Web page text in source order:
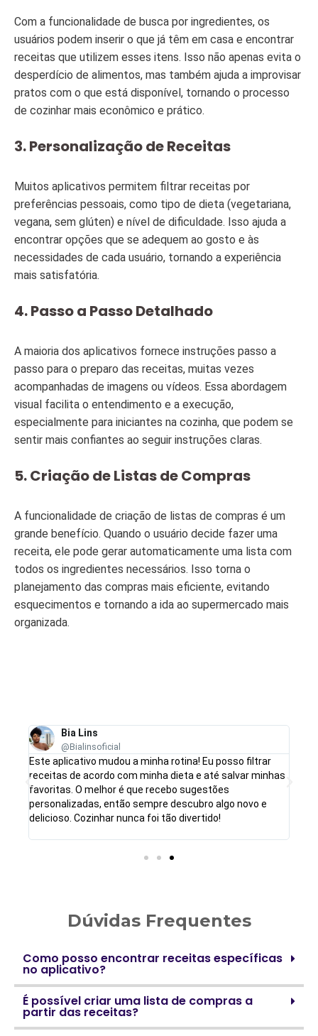
Com a funcionalidade de busca por ingredientes, os
usuários podem inserir o que já têm em casa e encontrar
receitas que utilizem esses itens. Isso não apenas evita o
desperdício de alimentos, mas também ajuda a improvisar
pratos com o que está disponível, tornando o processo
de cozinhar mais econômico e prático.
3.Personalização de Receitas
Muitos aplicativos permitem filtrar receitas por
preferências pessoais, como tipo de dieta (vegetariana,
vegana, sem glúten) e nível de dificuldade. Isso ajuda a
encontrar opções que se adequem ao gosto e às
necessidades de cada usuário, tornando a experiência
mais satisfatória.
4.Passo a Passo Detalhado
A maioria dos aplicativos fornece instruções passo a
passo para o preparo das receitas, muitas vezes
acompanhadas de imagens ou vídeos. Essa abordagem
visual facilita o entendimento e a execução,
especialmente para iniciantes na cozinha, que podem se
sentir mais confiantes ao seguir instruções claras.
5.Criação de Listas de Compras
A funcionalidade de criação de listas de compras é um
grande benefício. Quando o usuário decide fazer uma
receita, ele pode gerar automaticamente uma lista com
todos os ingredientes necessários. Isso torna o
planejamento das compras mais eficiente, evitando
esquecimentos e tornando a ida ao supermercado mais
organizada.
Bia Lins
@Bialinsoficial
Este aplicativo mudou a minha rotina! Eu posso filtrar
receitas de acordo com minha dieta e até salvar minhas
favoritas. O melhor é que recebo sugestões
personalizadas, então sempre descubro algo novo e
delicioso. Cozinhar nunca foi tão divertido!
Dúvidas Frequentes
Como posso encontrar receitas específicas
no aplicativo?
É possível criar uma lista de compras a
partir das receitas?